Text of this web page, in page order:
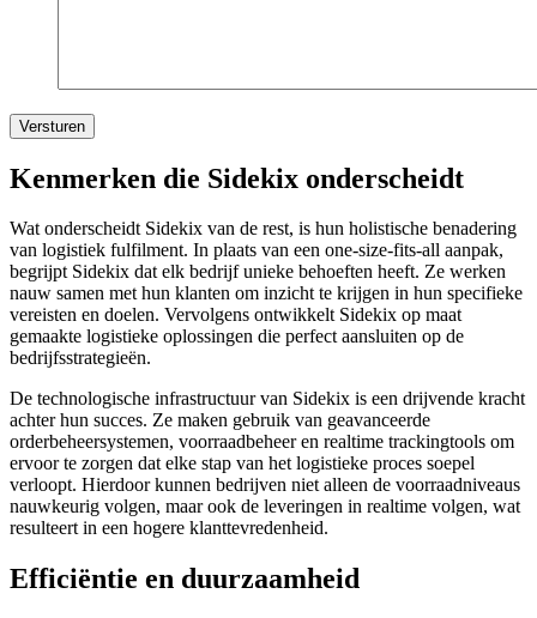
Versturen
Kenmerken die Sidekix onderscheidt
Wat onderscheidt Sidekix van de rest, is hun holistische benadering
van logistiek fulfilment. In plaats van een one-size-fits-all aanpak,
begrijpt Sidekix dat elk bedrijf unieke behoeften heeft. Ze werken
nauw samen met hun klanten om inzicht te krijgen in hun specifieke
vereisten en doelen. Vervolgens ontwikkelt Sidekix op maat
gemaakte logistieke oplossingen die perfect aansluiten op de
bedrijfsstrategieën.
De technologische infrastructuur van Sidekix is een drijvende kracht
achter hun succes. Ze maken gebruik van geavanceerde
orderbeheersystemen, voorraadbeheer en realtime trackingtools om
ervoor te zorgen dat elke stap van het logistieke proces soepel
verloopt. Hierdoor kunnen bedrijven niet alleen de voorraadniveaus
nauwkeurig volgen, maar ook de leveringen in realtime volgen, wat
resulteert in een hogere klanttevredenheid.
Efficiëntie en duurzaamheid